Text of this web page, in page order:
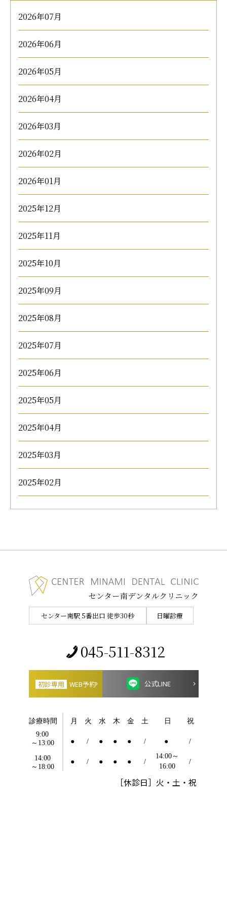
2026年07月
2026年06月
2026年05月
2026年04月
2026年03月
2026年02月
2026年01月
2025年12月
2025年11月
2025年10月
2025年09月
2025年08月
2025年07月
2025年06月
2025年05月
2025年04月
2025年03月
2025年02月
センター南駅 5番出口 徒歩30秒 日曜診療
045-511-8312
初診専用 WEB予約 公式LINE
［休診日］火・土・祝